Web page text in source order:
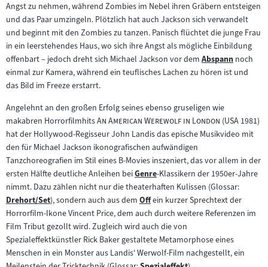
Angst zu nehmen, während Zombies im Nebel ihren Gräbern entsteigen
und das Paar umzingeln. Plötzlich hat auch Jackson sich verwandelt
und beginnt mit den Zombies zu tanzen. Panisch flüchtet die junge Frau
in ein leerstehendes Haus, wo sich ihre Angst als mögliche Einbildung
offenbart – jedoch dreht sich Michael Jackson vor dem Zum
Inhalt:
Abspann noch
einmal zur Kamera, während ein teuflisches Lachen zu hören ist und
das Bild im Freeze erstarrt.
Angelehnt an den großen Erfolg seines ebenso gruseligen wie
makabren Horrorfilmhits"
An American Werewolf in London "(USA 1981)
hat der Hollywood-Regisseur John Landis das epische Musikvideo mit
den für Michael Jackson ikonografischen aufwändigen
Tanzchoreografien im Stil eines B-Movies inszeniert, das vor allem in der
ersten Hälfte deutliche Anleihen beiZum
Inhalt:
Genre-Klassikern der 1950er-Jahre
nimmt. Dazu zählen nicht nur die theaterhaften Kulissen (Glossar:
Zum
Inhalt:
Drehort/Set), sondern auch aus dem Zum
Inhalt:
Offein kurzer Sprechtext der
Horrorfilm-Ikone Vincent Price, dem auch durch weitere Referenzen im
Film Tribut gezollt wird. Zugleich wird auch die von
Spezialeffektkünstler Rick Baker gestaltete Metamorphose eines
Menschen in ein Monster aus Landis' Werwolf-Film nachgestellt, ein